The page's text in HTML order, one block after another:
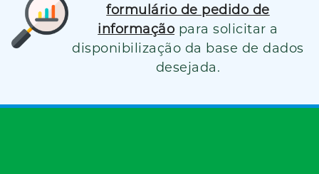
formulário de pedido de
informação para solicitar a
disponibilização da base de dados
desejada.